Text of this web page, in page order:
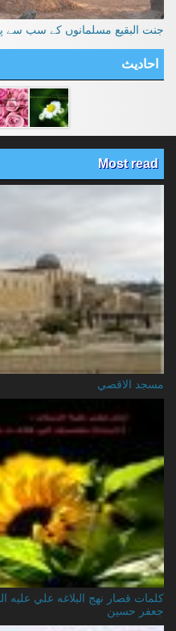
جنت البقیع مسلمانوں کے سب سے
احادیث
Most read
مسجد الاقصي
کلمات قصار نهج البلاغه علي عليه
جعفر حسین